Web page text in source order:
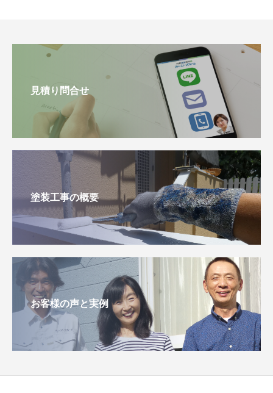
見積り問合せ
塗装工事の概要
お客様の声と実例